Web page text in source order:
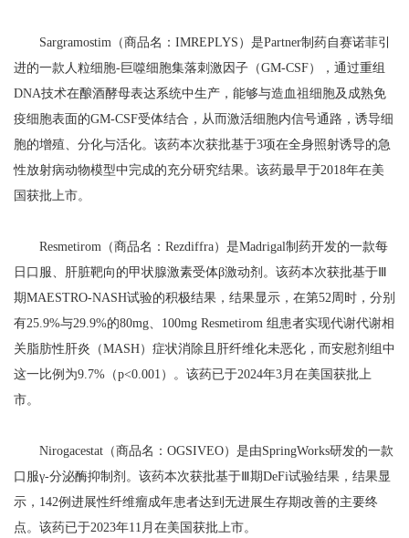
Sargramostim（商品名：IMREPLYS）是Partner制药自赛诺菲引
进的一款人粒细胞-巨噬细胞集落刺激因子（GM-CSF），通过重组
DNA技术在酿酒酵母表达系统中生产，能够与造血祖细胞及成熟免
疫细胞表面的GM-CSF受体结合，从而激活细胞内信号通路，诱导细
胞的增殖、分化与活化。该药本次获批基于3项在全身照射诱导的急
性放射病动物模型中完成的充分研究结果。该药最早于2018年在美
国获批上市。
Resmetirom（商品名：Rezdiffra）是Madrigal制药开发的一款每
日口服、肝脏靶向的甲状腺激素受体β激动剂。该药本次获批基于Ⅲ
期MAESTRO-NASH试验的积极结果，结果显示，在第52周时，分别
有25.9%与29.9%的80mg、100mg Resmetirom 组患者实现代谢代谢相
关脂肪性肝炎（MASH）症状消除且肝纤维化未恶化，而安慰剂组中
这一比例为9.7%（p<0.001）。该药已于2024年3月在美国获批上
市。
Nirogacestat（商品名：OGSIVEO）是由SpringWorks研发的一款
口服γ-分泌酶抑制剂。该药本次获批基于Ⅲ期DeFi试验结果，结果显
示，142例进展性纤维瘤成年患者达到无进展生存期改善的主要终
点。该药已于2023年11月在美国获批上市。